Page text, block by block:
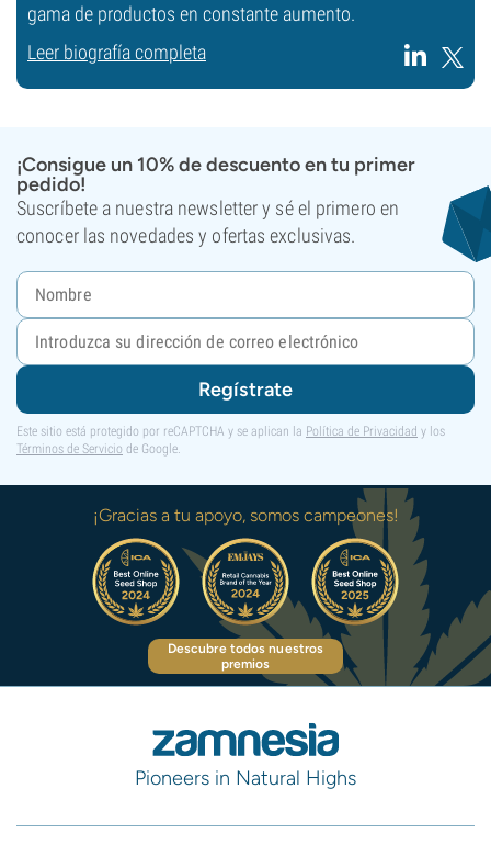
gama de productos en constante aumento.
Leer biografía completa
¡Consigue un 10% de descuento en tu primer
pedido!
Suscríbete a nuestra newsletter y sé el primero en
conocer las novedades y ofertas exclusivas.
Regístrate
Este sitio está protegido por reCAPTCHA y se aplican la Política de Privacidad y los
Términos de Servicio de Google.
¡Gracias a tu apoyo, somos campeones!
Descubre todos nuestros
premios
Pioneers in Natural Highs